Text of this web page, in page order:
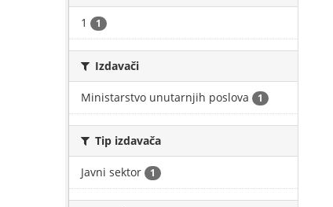
1 1
Izdavači
Ministarstvo unutarnjih poslova 1
Tip izdavača
Javni sektor 1